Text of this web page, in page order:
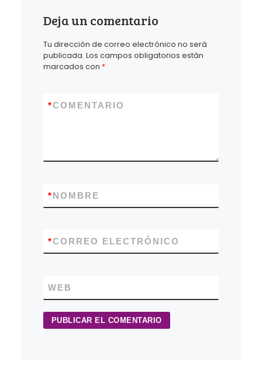
Deja un comentario
Tu dirección de correo electrónico no será
publicada. Los campos obligatorios están
marcados con *
COMENTARIO
*
NOMBRE
*
CORREO ELECTRÓNICO
*
WEB